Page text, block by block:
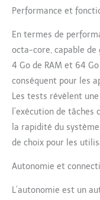
Performance et
En termes de
octa-core, capable
4 Go de RAM et 64
conséquent pour les
Les tests révèlent
l’exécution de tâches
la rapidité du
de choix pour les
Autonomie et
L’autonomie est un